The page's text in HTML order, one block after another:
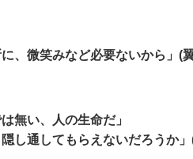
、微笑みなど必要ないから」(
無い、人の生命だ」
し通してもらえないだろうか